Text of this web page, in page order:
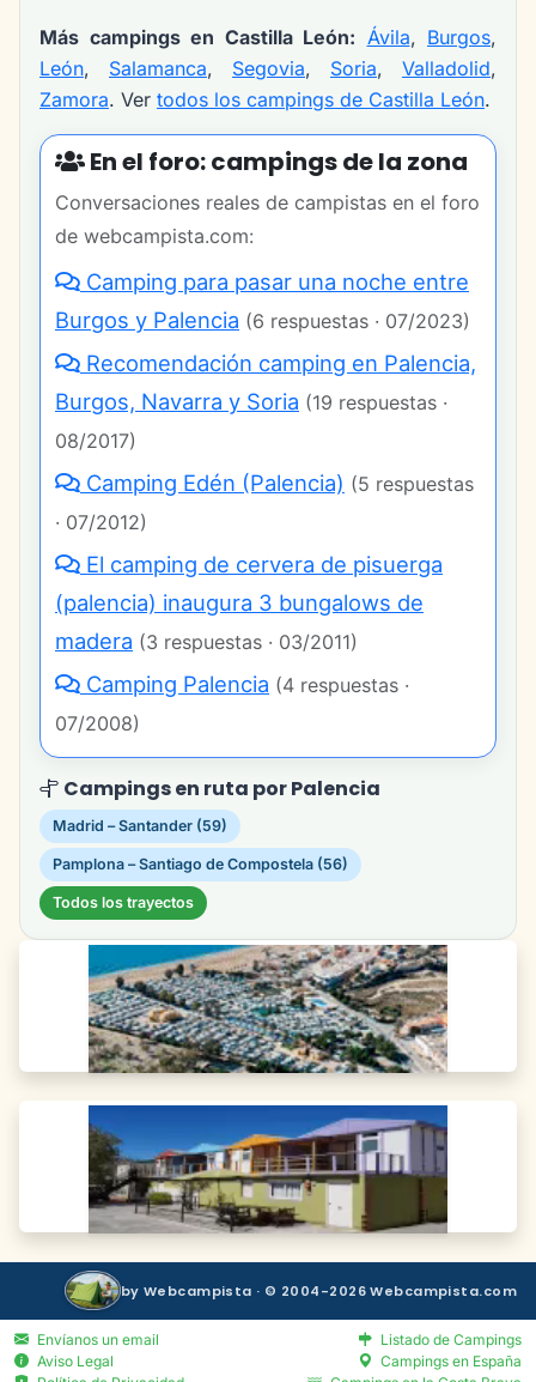
Más campings en Castilla León: Ávila, Burgos,
León, Salamanca, Segovia, Soria, Valladolid,
Zamora. Ver todos los campings de Castilla León.
En el foro: campings de la zona
Conversaciones reales de campistas en el foro
de webcampista.com:
Camping para pasar una noche entre
Burgos y Palencia (6 respuestas · 07/2023)
Recomendación camping en Palencia,
Burgos, Navarra y Soria (19 respuestas ·
08/2017)
Camping Edén (Palencia) (5 respuestas
· 07/2012)
El camping de cervera de pisuerga
(palencia) inaugura 3 bungalows de
madera (3 respuestas · 03/2011)
Camping Palencia (4 respuestas ·
07/2008)
Campings en ruta por Palencia
Madrid – Santander (59)
Pamplona – Santiago de Compostela (56)
Todos los trayectos
by Webcampista · © 2004-2026 Webcampista.com
Envíanos un email
Aviso Legal
Listado de Campings
Campings en España